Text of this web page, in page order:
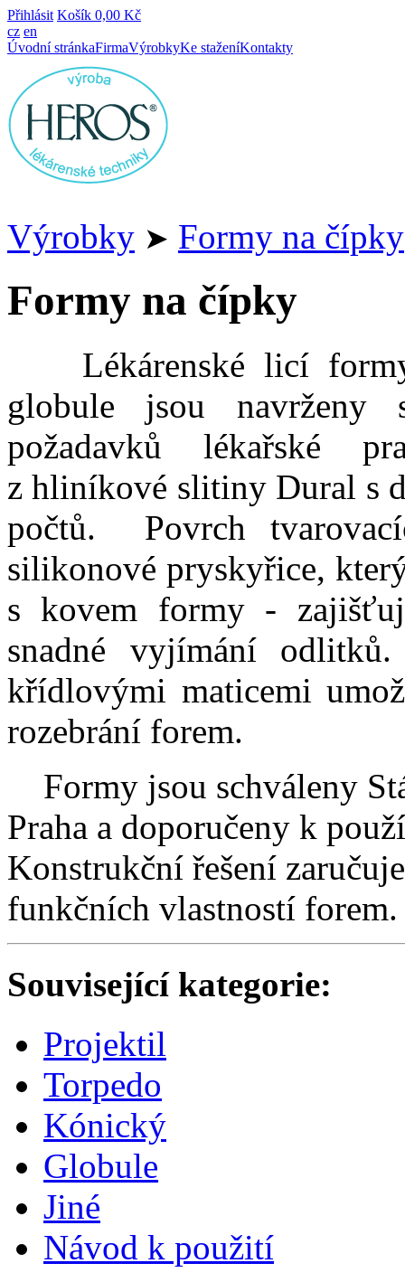
Přihlásit Košík 0,00 Kč
cz en
Úvodní stránkaFirmaVýrobkyKe staženíKontakty
Výrobky ➤ Formy na čípky
Formy na čípky
Lékárenské licí
globule jsou navrženy
požadavků lékařské
z hliníkové slitiny Dural s
počtů. Povrch
silikonové pryskyřice,
s kovem formy -
snadné vyjímání
křídlovými maticemi
rozebrání forem.
Formy jsou schváleny
Praha a doporučeny k
Konstrukční řešení
funkčních vlastností forem.
Související kategorie:
Projektil
Torpedo
Kónický
Globule
Jiné
Návod k použití